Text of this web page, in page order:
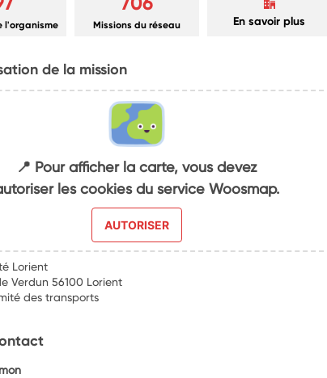
l'organisme Missions du réseau En savoir plus
de la mission
📍 Pour afficher la carte, vous devez
les cookies du service Woosmap.
AUTORISER
Lorient
Verdun 56100 Lorient
des transports